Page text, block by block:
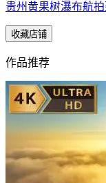
贵州黄果树瀑布航
收藏店铺
作品推荐